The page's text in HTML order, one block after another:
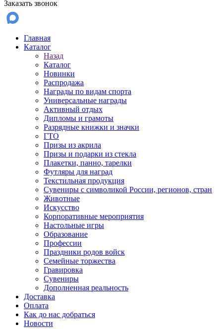
Заказать звонок
Главная
Каталог
Назад
Каталог
Новинки
Распродажа
Награды по видам спорта
Универсальные награды
Активный отдых
Дипломы и грамоты
Разрядные книжки и значки
ГТО
Призы из акрила
Призы и подарки из стекла
Плакетки, панно, тарелки
Футляры для наград
Текстильная продукция
Сувениры с символикой России, регионов, стран
Животные
Искусство
Корпоративные мероприятия
Настольные игры
Образование
Профессии
Праздники родов войск
Семейные торжества
Гравировка
Сувениры
Дополненная реальность
Доставка
Оплата
Как до нас добраться
Новости